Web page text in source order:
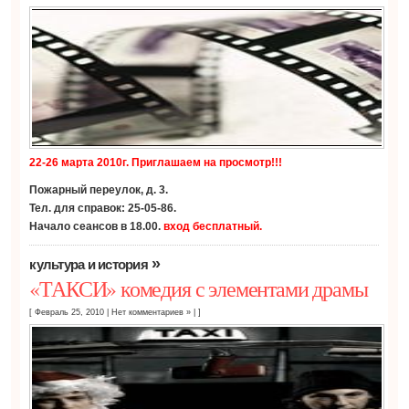
22-26 марта 2010г. Приглашаем на просмотр!!!
Пожарный переулок, д. 3.
Тел. для справок: 25-05-86.
Начало сеансов в 18.00.вход бесплатный.
культура и история»
«ТАКСИ» комедия с элементами драмы
[ Февраль 25, 2010|Нет комментариев » | ]